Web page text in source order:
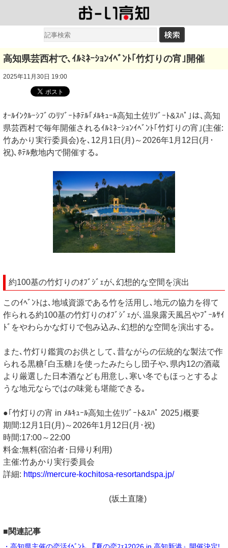
高知県芸西村で､ｲﾙﾐﾈｰｼｮﾝｲﾍﾞﾝﾄ｢竹灯りの宵｣開催
2025年11月30日 19:00
ｵｰﾙｲﾝｸﾙｰｼﾌﾞのﾘｿﾞｰﾄﾎﾃﾙ｢ﾒﾙｷｭｰﾙ高知土佐ﾘｿﾞｰﾄ&ｽﾊﾟ｣は､高知
県芸西村で毎年開催されるｲﾙﾐﾈｰｼｮﾝｲﾍﾞﾝﾄ｢竹灯りの宵｣(主催:
竹あかり実行委員会)を､12月1日(月)～2026年1月12日(月･
祝)､ﾎﾃﾙ敷地内で開催する｡
約100基の竹灯りのｵﾌﾞｼﾞｪが､幻想的な空間を演出
このｲﾍﾞﾝﾄは､地域資源である竹を活用し､地元の協力を得て
作られる約100基の竹灯りのｵﾌﾞｼﾞｪが､温泉露天風呂やﾌﾟｰﾙｻｲ
ﾄﾞをやわらかな灯りで包み込み､幻想的な空間を演出する｡
また､竹灯り鑑賞のお供として､昔ながらの伝統的な製法で作
られる黒糖｢白玉糖｣を使ったみたらし団子や､県内12の酒蔵
より厳選した日本酒なども用意し､寒い冬でもほっとするよ
うな地元ならではの味覚も堪能できる｡
●｢竹灯りの宵 in ﾒﾙｷｭｰﾙ高知土佐ﾘｿﾞｰﾄ&ｽﾊﾟ 2025｣概要
期間:12月1日(月)～2026年1月12日(月･祝)
時間:17:00～22:00
料金:無料(宿泊者･日帰り利用)
主催:竹あかり実行委員会
詳細: https://mercure-kochitosa-resortandspa.jp/
(坂土直隆)
■関連記事